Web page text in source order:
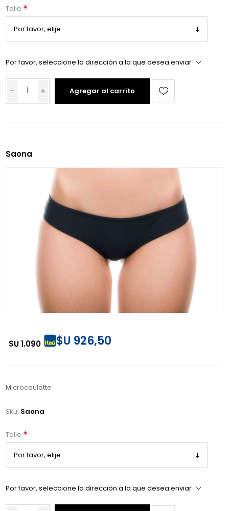
Talle *
Por favor, seleccione la dirección a la que desea enviar
Agregar al carrito
Saona
$U 1.090 $U 926,50
Microcoulotte
Sku: Saona
Talle *
Por favor, seleccione la dirección a la que desea enviar